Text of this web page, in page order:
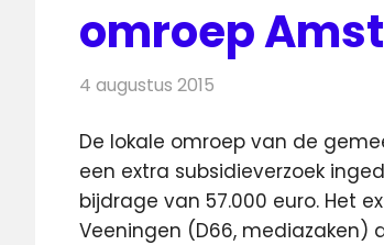
omroep
4 augustus 2015
De lokale omroep van de
een extra subsidieverzoek
bijdrage van 57.000 euro. Het
Veeningen (D66, mediazaken)